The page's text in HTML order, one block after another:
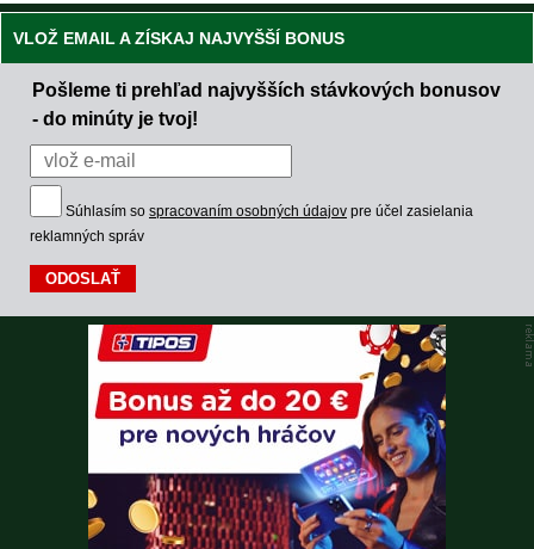
VLOŽ EMAIL A ZÍSKAJ NAJVYŠŠÍ BONUS
Pošleme ti prehľad najvyšších stávkových bonusov
- do minúty je tvoj!
Súhlasím so spracovaním osobných údajov pre účel zasielania
reklamných správ